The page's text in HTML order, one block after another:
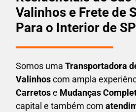
Valinhos e Frete de
Para o Interior de SP
Somos uma Transportadora
Valinhoscom ampla
Carretose Mudanças
capital e também com